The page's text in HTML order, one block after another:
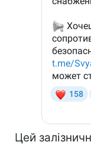
Цей